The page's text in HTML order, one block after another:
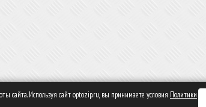
сайта. Используя сайт optozip.ru, вы принимаете условия Политики